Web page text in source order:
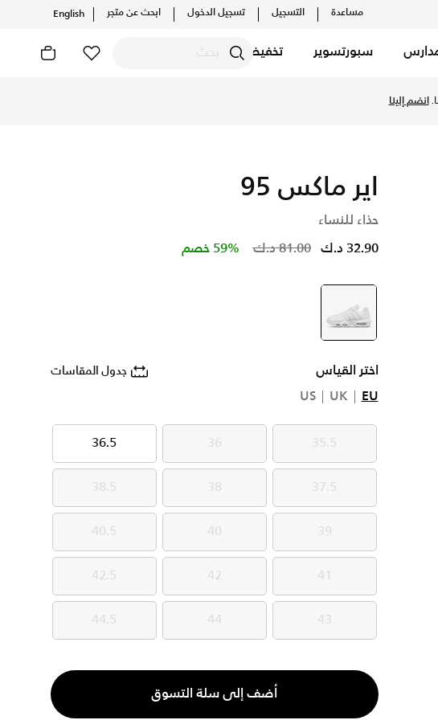
مساعدة التسجيل تسجيل الدخول ابحث عن متجر English
سبورتسوير تخفيضات
انضم إلينا
اير ماكس 95
حذاء للنساء
Price reduced from
81.00 د.ك to 32.90 د.ك 59% خصم
selected
أبيض
اختر القياس جدول المقاسات
EU
UK
US
35.5
35.5
36
36
36.5
36.5
37.5
37.5
38
38
38.5
38.5
39
39
40
40
40.5
40.5
41
41
42
42
42.5
42.5
43
43
44
44
44.5
44.5
الكمية
1
أضف إلى سلة التسوق